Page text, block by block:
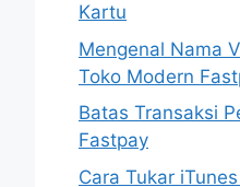
Kartu
Mengenal Nama
Toko Modern
Batas Transaksi
Fastpay
Cara Tukar